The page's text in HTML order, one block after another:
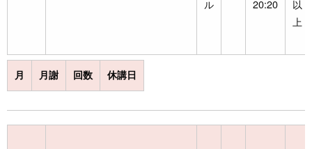
ル
20:20
以
上
月 月謝 回数 休講日